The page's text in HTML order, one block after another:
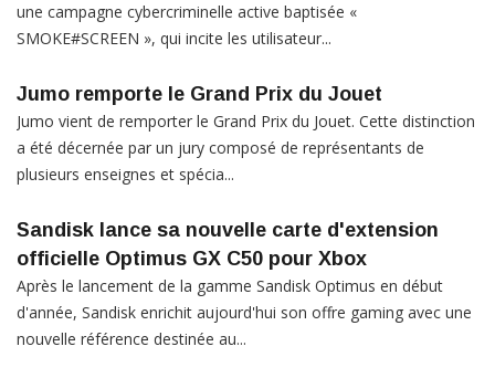
une campagne cybercriminelle active baptisée «
SMOKE#SCREEN », qui incite les utilisateur...
Jumo remporte le Grand Prix du Jouet
Jumo vient de remporter le Grand Prix du Jouet. Cette distinction
a été décernée par un jury composé de représentants de
plusieurs enseignes et spécia...
Sandisk lance sa nouvelle carte d'extension
officielle Optimus GX C50 pour Xbox
Après le lancement de la gamme Sandisk Optimus en début
d'année, Sandisk enrichit aujourd'hui son offre gaming avec une
nouvelle référence destinée au...